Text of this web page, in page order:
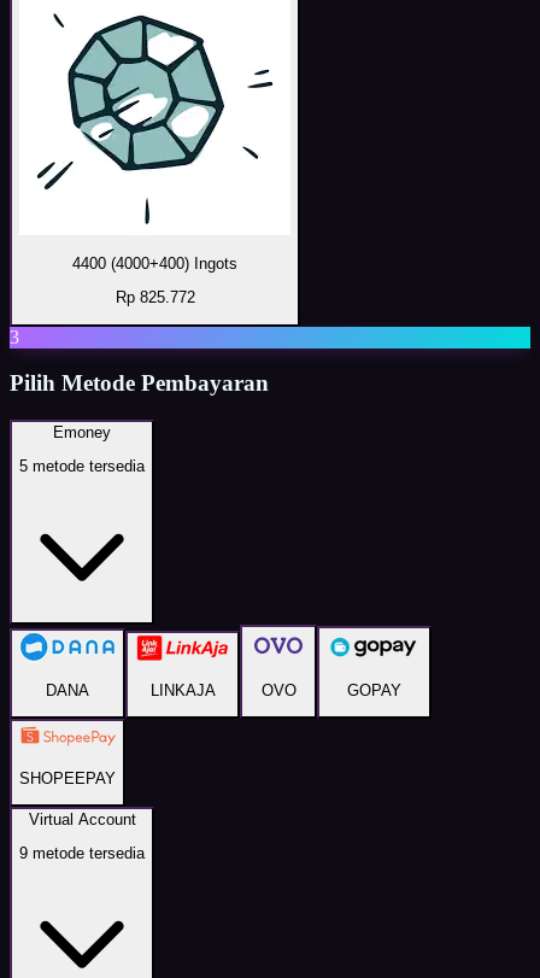
4400 (4000+400) Ingots
Rp 825.772
3
Pilih Metode Pembayaran
Emoney
5 metode tersedia
DANA LINKAJA OVO GOPAY
SHOPEEPAY
Virtual Account
9 metode tersedia